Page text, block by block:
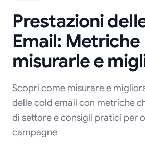
Prestazioni
Email:
misurarle e
Scopri come misurare e
delle cold email con metriche
di settore e consigli pratici per
campagne